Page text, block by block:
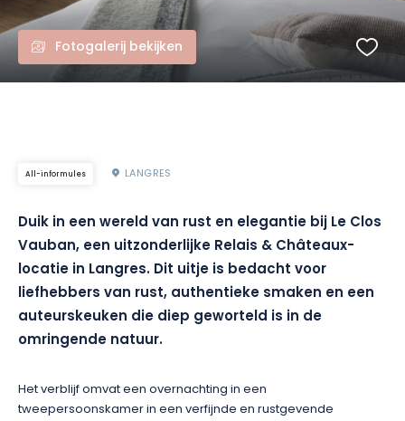
Fotogalerij bekijken
All-informules LANGRES
Duik in een wereld van rust en elegantie bij Le Clos
Vauban, een uitzonderlijke Relais & Châteaux-
locatie in Langres. Dit uitje is bedacht voor
liefhebbers van rust, authentieke smaken en een
auteurskeuken die diep geworteld is in de
omringende natuur.
Het verblijf omvat een overnachting in een
tweepersoonskamer in een verfijnde en rustgevende